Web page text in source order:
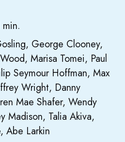
George Clooney,
Marisa Tomei, Paul
Seymour Hoffman, Max
Wright, Danny
Mae Shafer, Wendy
Madison, Talia Akiva,
Abe Larkin